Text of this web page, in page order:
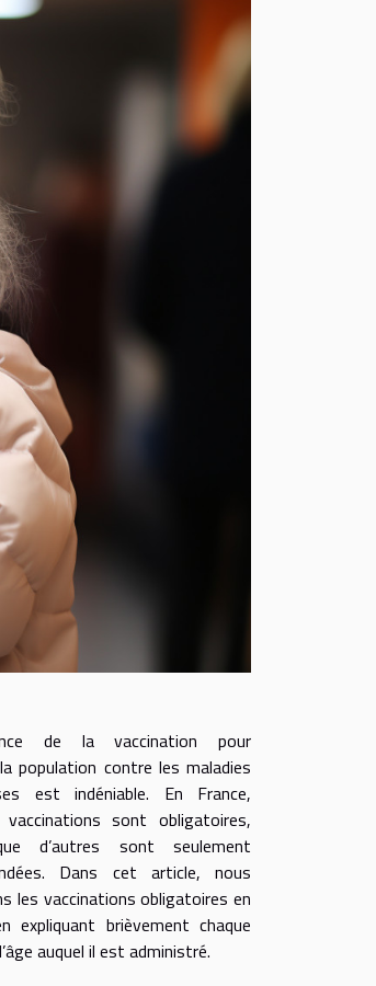
de la vaccination pour
population contre les maladies
est indéniable. En France,
vaccinations sont obligatoires,
d’autres sont seulement
Dans cet article, nous
les vaccinations obligatoires en
expliquant brièvement chaque
auquel il est administré.